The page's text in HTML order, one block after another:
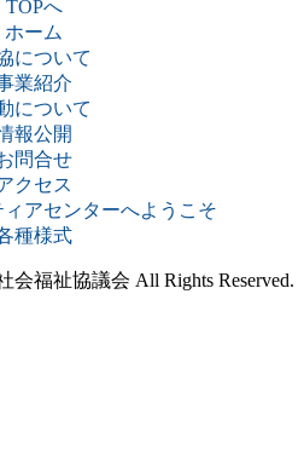
TOPへ
ホーム
について
業紹介
について
報公開
問合せ
クセス
アセンターへようこそ
種様式
会福祉協議会 All Rights Reserved.